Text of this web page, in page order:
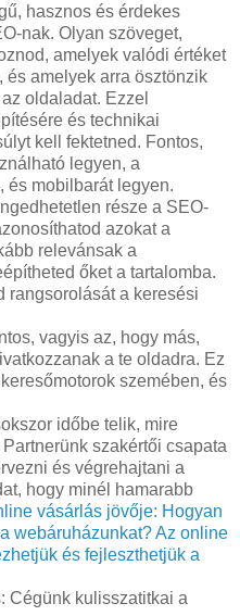
hasznos és érdekes
nak. Olyan szöveget,
amelyek valódi értéket
és amelyek arra ösztönzik
oldaladat. Ezzel
és technikai
kell fektetned. Fontos,
legyen, a
és mobilbarát legyen.
része a SEO-
azokat a
relevánsak a
őket a tartalomba.
rangsorolását a keresési
vagyis az, hogy más,
a te oldadra. Ez
szemében, és
időbe telik, mire
szakértői csapata
és végrehajtani a
hogy minél hamarabb
vásárlás jövője: Hogyan
webáruházunkat?Az online
és fejleszthetjük a
Cégünk kulisszatitkai a